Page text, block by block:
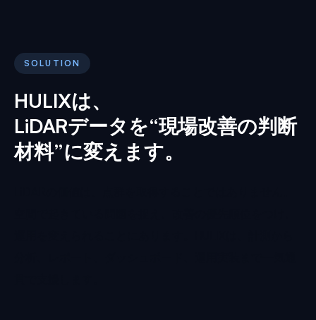
SOLUTION
HULIXは、
LiDARデータを“現場改善の判断
材料”に変えます。